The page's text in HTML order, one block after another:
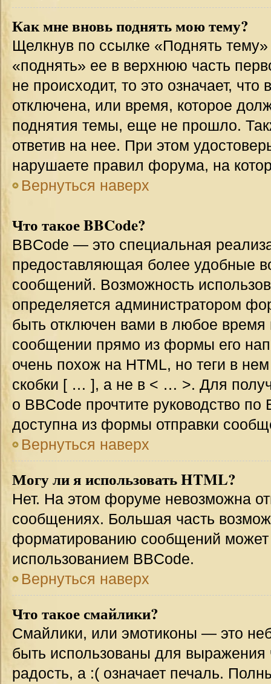
Как мне вновь поднять мою тему?
Щелкнув по ссылке «Поднять
«поднять» ее в верхнюю часть
не происходит, то это означает,
отключена, или время, которое
поднятия темы, еще не прошло.
ответив на нее. При этом
нарушаете правил форума, на
Вернуться наверх
Что такое BBCode?
BBCode — это специальная
предоставляющая более удобные
сообщений. Возможность
определяется администратором
быть отключен вами в любое
сообщении прямо из формы его
очень похож на HTML, но теги в
скобки [ … ], а не в < … >. Для
о BBCode прочтите руководство
доступна из формы отправки
Вернуться наверх
Могу ли я использовать HTML?
Нет. На этом форуме невозможна
сообщениях. Большая часть
форматированию сообщений может
использованием BBCode.
Вернуться наверх
Что такое смайлики?
Смайлики, или эмотиконы — это
быть использованы для выражения
радость, а :( означает печаль.